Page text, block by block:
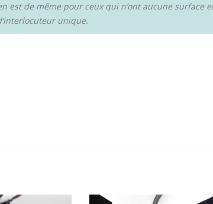
de même pour ceux qui n’ont aucune surface
unique.